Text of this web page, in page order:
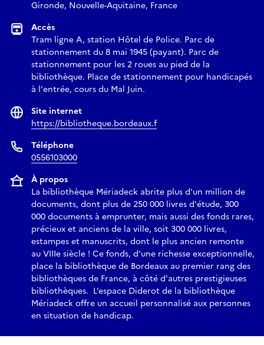
Gironde, Nouvelle-Aquitaine, France
Accès
Tram ligne A, station Hôtel de Police. Parc de
stationnement du 8 mai 1945 (payant). Parc de
stationnement pour les 2 roues au pied de la
bibliothèque. Place de stationnement pour handicapés
à l'entrée, cours du Mal Juin.
Site internet
https://bibliotheque.bordeaux.f
Téléphone
0556103000
À propos
La bibliothèque Mériadeck abrite plus d'un million de
documents, dont plus de 250 000 livres d'étude, 300
000 documents à emprunter, mais aussi des fonds rares,
précieux et anciens de la ville, soit 300 000 livres,
estampes et manuscrits, dont le plus ancien remonte
au VIIIe siècle ! Ce fonds, d’une richesse exceptionnelle,
place la bibliothèque de Bordeaux au premier rang des
bibliothèques de France, à côté d'autres prestigieuses
bibliothèques. L’espace Diderot de la bibliothèque
Mériadeck offre un accueil personnalisé aux personnes
en situation de handicap.